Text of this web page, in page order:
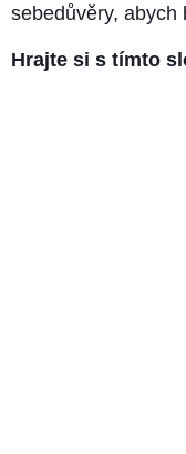
sebedůvěry, abych
Hrajte si s tímto